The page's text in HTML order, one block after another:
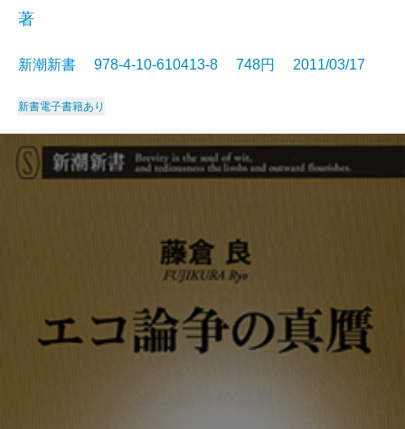
著
新潮新書 978-4-10-610413-8 748円 2011/03/17
新書電子書籍あり